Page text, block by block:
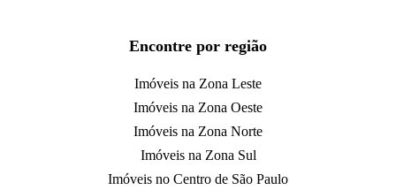
Encontre por região
Imóveis na Zona Leste
Imóveis na Zona Oeste
Imóveis na Zona Norte
Imóveis na Zona Sul
Imóveis no Centro de São Paulo